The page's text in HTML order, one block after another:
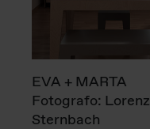
EVA + MARTA
Fotografo: Lorenz
Sternbach